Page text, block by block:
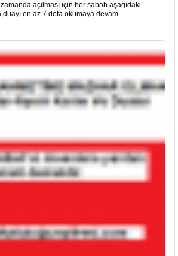
zamanda açılması için her sabah aşağıdaki
en az 7 defa okumaya devam